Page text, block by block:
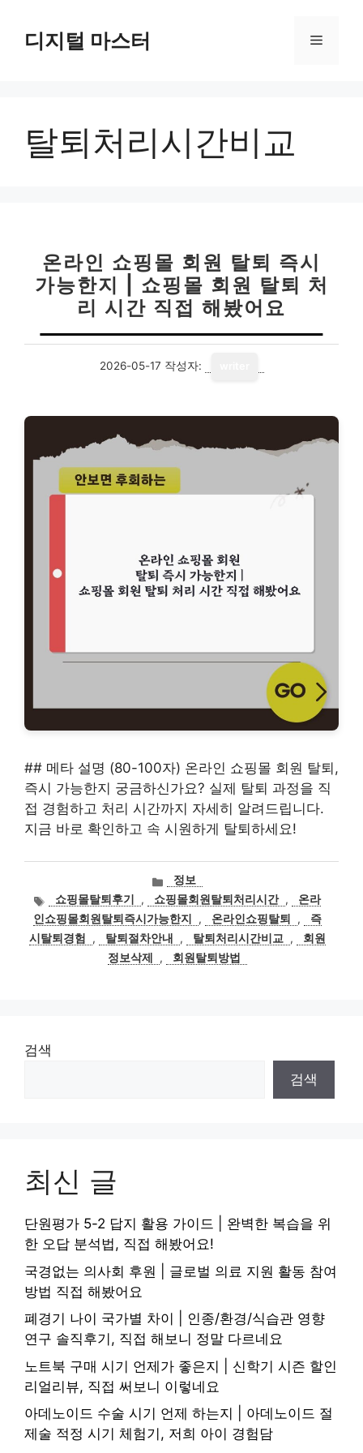
디지털 마스터 메
탈퇴처리시간비교
온라인 쇼핑몰 회원 탈퇴 즉시
가능한지 | 쇼핑몰 회원 탈퇴 처
리 시간 직접 해봤어요
2026-05-17 작성자:
## 메타 설명 (80-100자) 온라인 쇼핑몰 회원 탈퇴,
즉시 가능한지 궁금하신가요? 실제 탈퇴 과정을 직
접 경험하고 처리 시간까지 자세히 알려드립니다.
지금 바로 확인하고 속 시원하게 탈퇴하세요!
카
테
고
리
정보
태
그
쇼핑몰탈퇴후기 , 쇼핑몰회원탈퇴처리시간 ,
온라
인쇼핑몰회원탈퇴즉시가능한지
, 온라인쇼핑탈퇴 ,
즉
시탈퇴경험
, 탈퇴절차안내 , 탈퇴처리시간비교 ,
회원
정보삭제
, 회원탈퇴방법
검색
검색
최신 글
단원평가 5-2 답지 활용 가이드 | 완벽한 복습을 위
한 오답 분석법, 직접 해봤어요!
국경없는 의사회 후원 | 글로벌 의료 지원 활동 참여
방법 직접 해봤어요
폐경기 나이 국가별 차이 | 인종/환경/식습관 영향
연구 솔직후기, 직접 해보니 정말 다르네요
노트북 구매 시기 언제가 좋은지 | 신학기 시즌 할인
리얼리뷰, 직접 써보니 이렇네요
아데노이드 수술 시기 언제 하는지 | 아데노이드 절
제술 적정 시기 체험기, 저희 아이 경험담